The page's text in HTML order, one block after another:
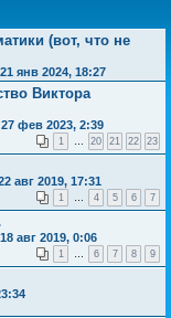
(вот, что не
янв 2024, 18:27
Виктора
фев 2023, 2:39
1 20 21 22 23
авг 2019, 17:31
1 4 5 6 7
авг 2019, 0:06
1 6 7 8 9